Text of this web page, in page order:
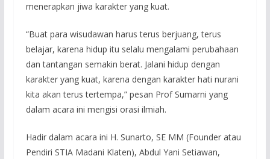
menerapkan jiwa karakter yang kuat.
“Buat para wisudawan harus terus berjuang, terus
belajar, karena hidup itu selalu mengalami perubahaan
dan tantangan semakin berat. Jalani hidup dengan
karakter yang kuat, karena dengan karakter hati nurani
kita akan terus tertempa,” pesan Prof Sumarni yang
dalam acara ini mengisi orasi ilmiah.
Hadir dalam acara ini H. Sunarto, SE MM (Founder atau
Pendiri STIA Madani Klaten), Abdul Yani Setiawan,